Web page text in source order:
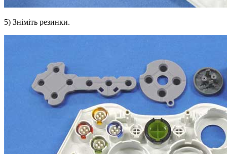
5) Зніміть резинки.